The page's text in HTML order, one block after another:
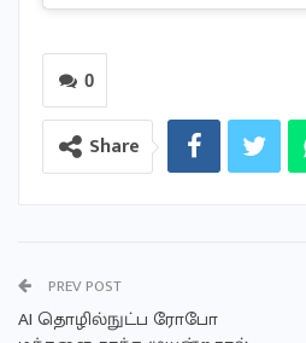
0
Share
PREV POST
AI தொழில்நுட்ப ரோபோ